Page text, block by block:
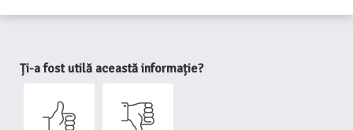
Ți-a fost utilă această informație?